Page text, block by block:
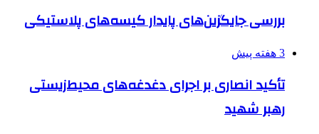
بررسی جایگزین‌های پایدار کیسه‌های پلاستیکی
3 هفته پیش
تأکید انصاری بر اجرای دغدغه‌های محیط‌زیستی
رهبر شهید